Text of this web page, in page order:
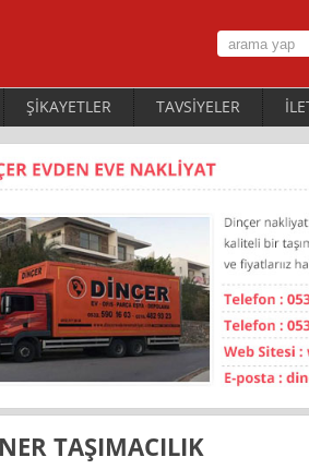
ŞİKAYETLER TAVSİYELER
TAŞIMACILIK